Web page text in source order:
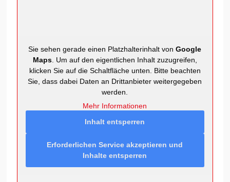
Sie sehen gerade einen Platzhalterinhalt vonGoogle
Maps. Um auf den eigentlichen Inhalt zuzugreifen,
klicken Sie auf die Schaltfläche unten. Bitte beachten
Sie, dass dabei Daten an Drittanbieter weitergegeben
werden.
Mehr Informationen
Inhalt entsperren
Erforderlichen Service akzeptieren und
Inhalte entsperren